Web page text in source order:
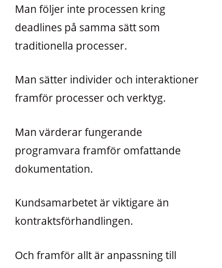
Man följer inte processen kring
deadlines på samma sätt som
traditionella processer.
Man sätter individer och interaktioner
framför processer och verktyg.
Man värderar fungerande
programvara framför omfattande
dokumentation.
Kundsamarbetet är viktigare än
kontraktsförhandlingen.
Och framför allt är anpassning till